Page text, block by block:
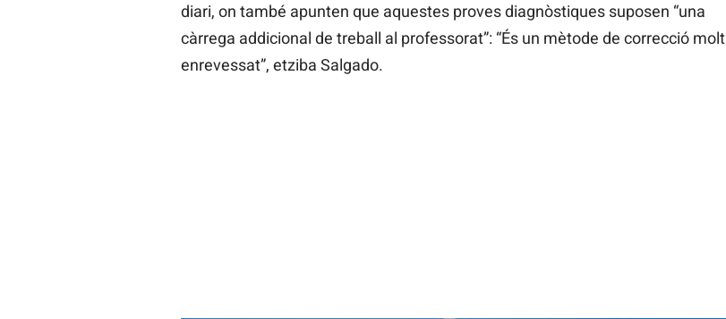
diari, on també apunten que aquestes proves diagnòstiques suposen “una
càrrega addicional de treball al professorat”: “És un mètode de correcció molt
enrevessat”, etziba Salgado.